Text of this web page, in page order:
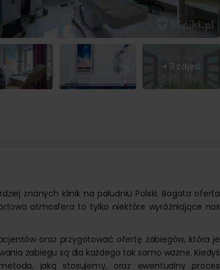
Operacje i leczenie ślinianek
/ kurzajki
Pozostałe kategorie
Chirurgia szczękowa
Operacja zmiany płci
Leczenie chorób kręgosłupa
Antykoncepcja
komputerowa
COVID-19
kategorie
Urolog
Onkolog kliniczny
Psychiatra
+ 3 zdjęć
znanych klinik na południu Polski. Bogata oferta
atmosfera to tylko niektóre wyróżniające nas
oraz przygotować ofertę zabiegów, która je
zabiegu są dla każdego tak samo ważne. Kiedyś
jaką stosujemy, oraz ewentualny proces